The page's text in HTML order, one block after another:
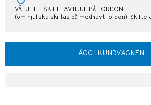
VÄLJ TILL SKIFTE AV HJUL PÅ FORDON
(om hjul ska skiftas på medhavt fordon), Skifte
LÄGG I KUNDVAGNEN